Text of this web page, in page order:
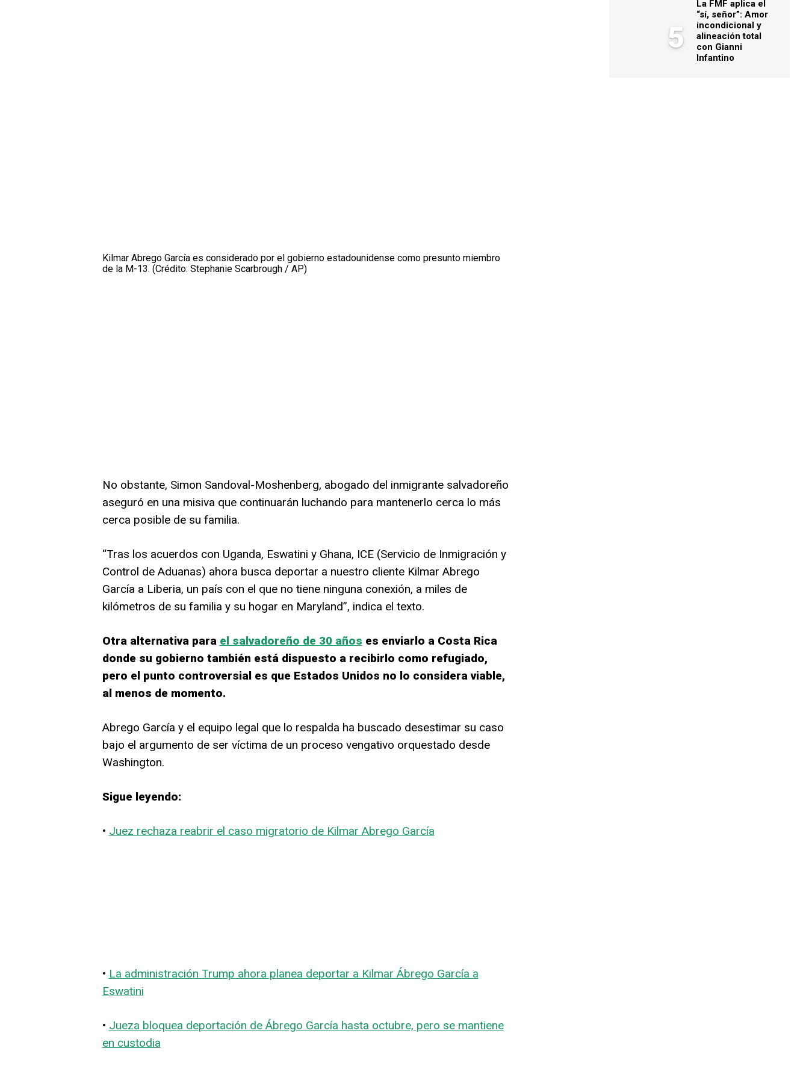
Kilmar Abrego García es considerado por el gobierno estadounidense como presunto miembro
de la M-13. (Crédito: Stephanie Scarbrough / AP)
No obstante, Simon Sandoval-Moshenberg, abogado del inmigrante salvadoreño
aseguró en una misiva que continuarán luchando para mantenerlo cerca lo más
cerca posible de su familia.
“Tras los acuerdos con Uganda, Eswatini y Ghana, ICE (Servicio de Inmigración y
Control de Aduanas) ahora busca deportar a nuestro cliente Kilmar Abrego
García a Liberia, un país con el que no tiene ninguna conexión, a miles de
kilómetros de su familia y su hogar en Maryland”, indica el texto.
Otra alternativa para el salvadoreño de 30 años es enviarlo a Costa Rica
donde su gobierno también está dispuesto a recibirlo como refugiado,
pero el punto controversial es que Estados Unidos no lo considera viable,
al menos de momento.
Abrego García y el equipo legal que lo respalda ha buscado desestimar su caso
bajo el argumento de ser víctima de un proceso vengativo orquestado desde
Washington.
Sigue leyendo:
• Juez rechaza reabrir el caso migratorio de Kilmar Abrego García
• La administración Trump ahora planea deportar a Kilmar Ábrego García a
Eswatini
• Jueza bloquea deportación de Ábrego García hasta octubre, pero se mantiene
en custodia
5
La FMF aplica el
“sí, señor”: Amor
incondicional y
alineación total
con Gianni
Infantino